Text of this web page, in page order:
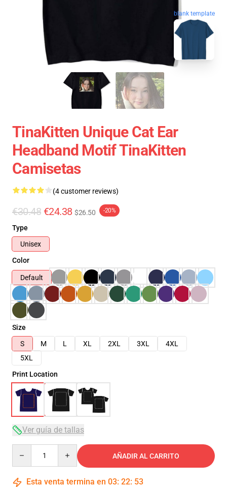
blank template
TinaKitten Unique Cat Ear
Headband Motif TinaKitten
Camisetas
(4 customer reviews)
€30.48 €24.38 $26.50 -20%
Type
Unisex
Color
Default
Size
S
M L XL 2XL 3XL
4XL
5XL
Print Location
Ver guía de tallas
AÑADIR AL CARRITO
Esta venta termina en 03: 22: 53